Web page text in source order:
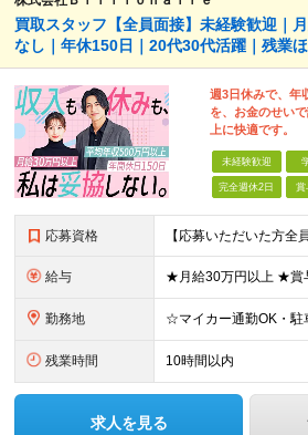
買取スタッフ【全員面接】未経験歓迎｜
なし｜年休150日｜20代30代活躍｜残業
週3日休みで、年
を、お金のせい
上に快適です。
未経験歓迎
完全週休2日 賞
応募資格
給与
勤務地
残業時間 10時間以内
求人を見る